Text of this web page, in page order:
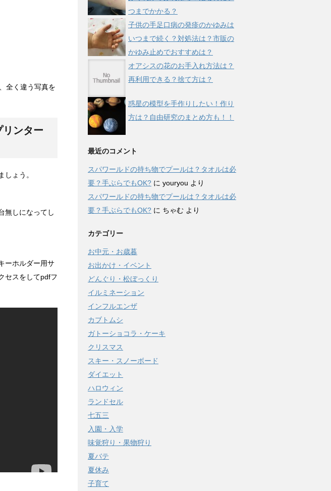
全く違う写真を
ンター
ょう。
無しになってし
ーホルダー用サ
セスをしてpdfフ
つまでかかる？
子供の手足口病の発疹のかゆみは
いつまで続く？対処法は？市販の
かゆみ止めでおすすめは？
オアシスの花のお手入れ方法は？
再利用できる？捨て方は？
惑星の模型を手作りしたい！作り
方は？自由研究のまとめ方も！！
最近のコメント
スパワールドの持ち物でプールは？タオルは必
要？手ぶらでもOK? に youryou より
スパワールドの持ち物でプールは？タオルは必
要？手ぶらでもOK? に ちゃむ より
カテゴリー
お中元・お歳暮
お出かけ・イベント
どんぐり・松ぼっくり
イルミネーション
インフルエンザ
カブトムシ
ガトーショコラ・ケーキ
クリスマス
スキー・スノーボード
ダイエット
ハロウィン
ランドセル
七五三
入園・入学
味覚狩り・果物狩り
夏バテ
夏休み
子育て